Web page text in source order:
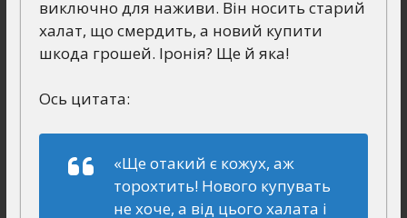
виключно для наживи. Він носить старий
халат, що смердить, а новий купити
шкода грошей. Іронія? Ще й яка!
Ось цитата:
«Ще отакий є кожух, аж
торохтить! Нового купувать
не хоче, а від цього халата і